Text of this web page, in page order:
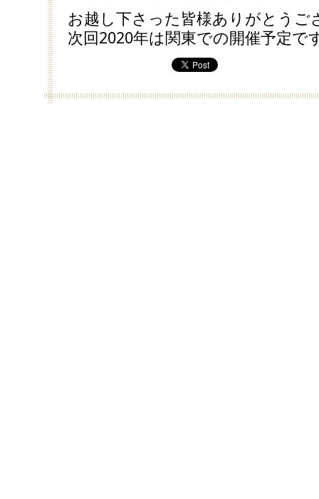
お越し下さった皆様ありがとうご
次回2020年は関東での開催予定で